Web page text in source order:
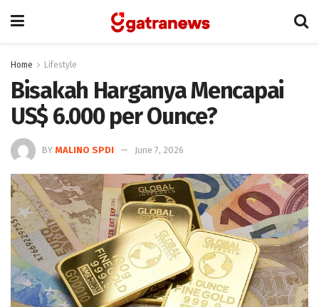
Home Lifestyle
Bisakah Harganya Mencapai
US$ 6.000 per Ounce?
BY MALINO SPDI June 7, 2026